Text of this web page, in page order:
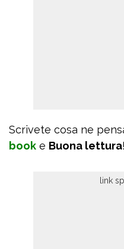
Scrivete cosa ne
book e Buona lettura!